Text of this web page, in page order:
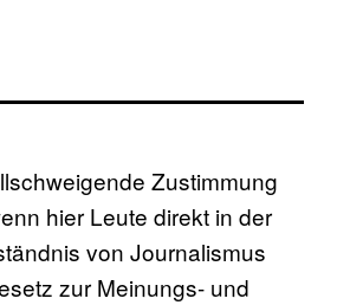
Zustimmung
hier Leute direkt in der
von Journalismus
zur Meinungs- und